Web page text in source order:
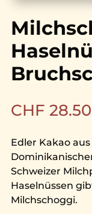
CHF 28.50
Edler Kakao
Schweizer
Haselnüssen
Milchschoggi.